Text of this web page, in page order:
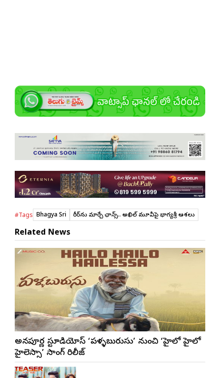
#Tags Bhagya Sri కెరీర్‌ను మార్చే ఛాన్స్.. అఖిల్ మూవీపై భాగ్యశ్రీ ఆశలు
Related News
అన్నపూర్ణ స్టూడియోస్ ‘పళ్ళబురుసు’ నుంచి ‘హైలో హైలో
హైలెస్సా’ సాంగ్ రిలీజ్